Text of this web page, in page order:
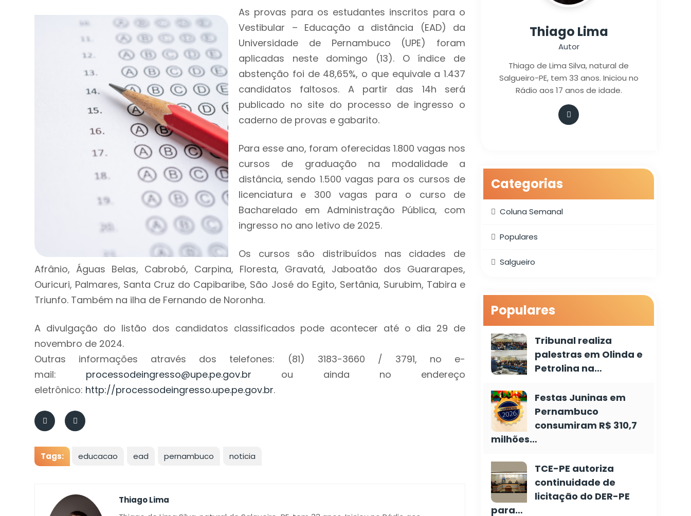
As provas para os estudantes inscritos para o
Vestibular – Educação a distância (EAD) da
Universidade de Pernambuco (UPE) foram
aplicadas neste domingo (13). O índice de
abstenção foi de 48,65%, o que equivale a 1.437
candidatos faltosos. A partir das 14h será
publicado no site do processo de ingresso o
caderno de provas e gabarito.
Para esse ano, foram oferecidas 1.800 vagas nos
cursos de graduação na modalidade a
distância, sendo 1.500 vagas para os cursos de
licenciatura e 300 vagas para o curso de
Bacharelado em Administração Pública, com
ingresso no ano letivo de 2025.
Os cursos são distribuídos nas cidades de
Afrânio, Águas Belas, Cabrobó, Carpina, Floresta, Gravatá, Jaboatão dos Guararapes,
Ouricuri, Palmares, Santa Cruz do Capibaribe, São José do Egito, Sertânia, Surubim, Tabira e
Triunfo. Também na ilha de Fernando de Noronha.
A divulgação do listão dos candidatos classificados pode acontecer até o dia 29 de
novembro de 2024.
Outras informações através dos telefones: (81) 3183-3660 / 3791, no e-
mail: processodeingresso@upe.pe.gov.br ou ainda no endereço
eletrônico: http://processodeingresso.upe.pe.gov.br.
Tags: educacao ead pernambuco noticia
Thiago Lima
Thiago Lima
Autor
Thiago de Lima Silva, natural de
Salgueiro-PE, tem 33 anos. Iniciou no
Rádio aos 17 anos de idade.
Categorias
Coluna Semanal
Populares
Salgueiro
Populares
Tribunal realiza
palestras em Olinda e
Petrolina na…
Festas Juninas em
Pernambuco
consumiram R$ 310,7
milhões…
TCE-PE autoriza
continuidade de
licitação do DER-PE
para…